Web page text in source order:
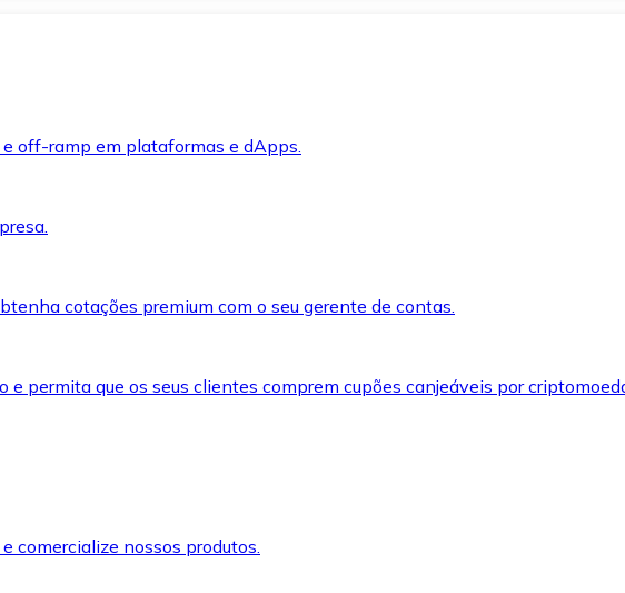
off-ramp em plataformas e dApps.
cotações premium com o seu gerente de contas.
e permita que os seus clientes comprem cupões canjeáveis por
comercialize nossos produtos.